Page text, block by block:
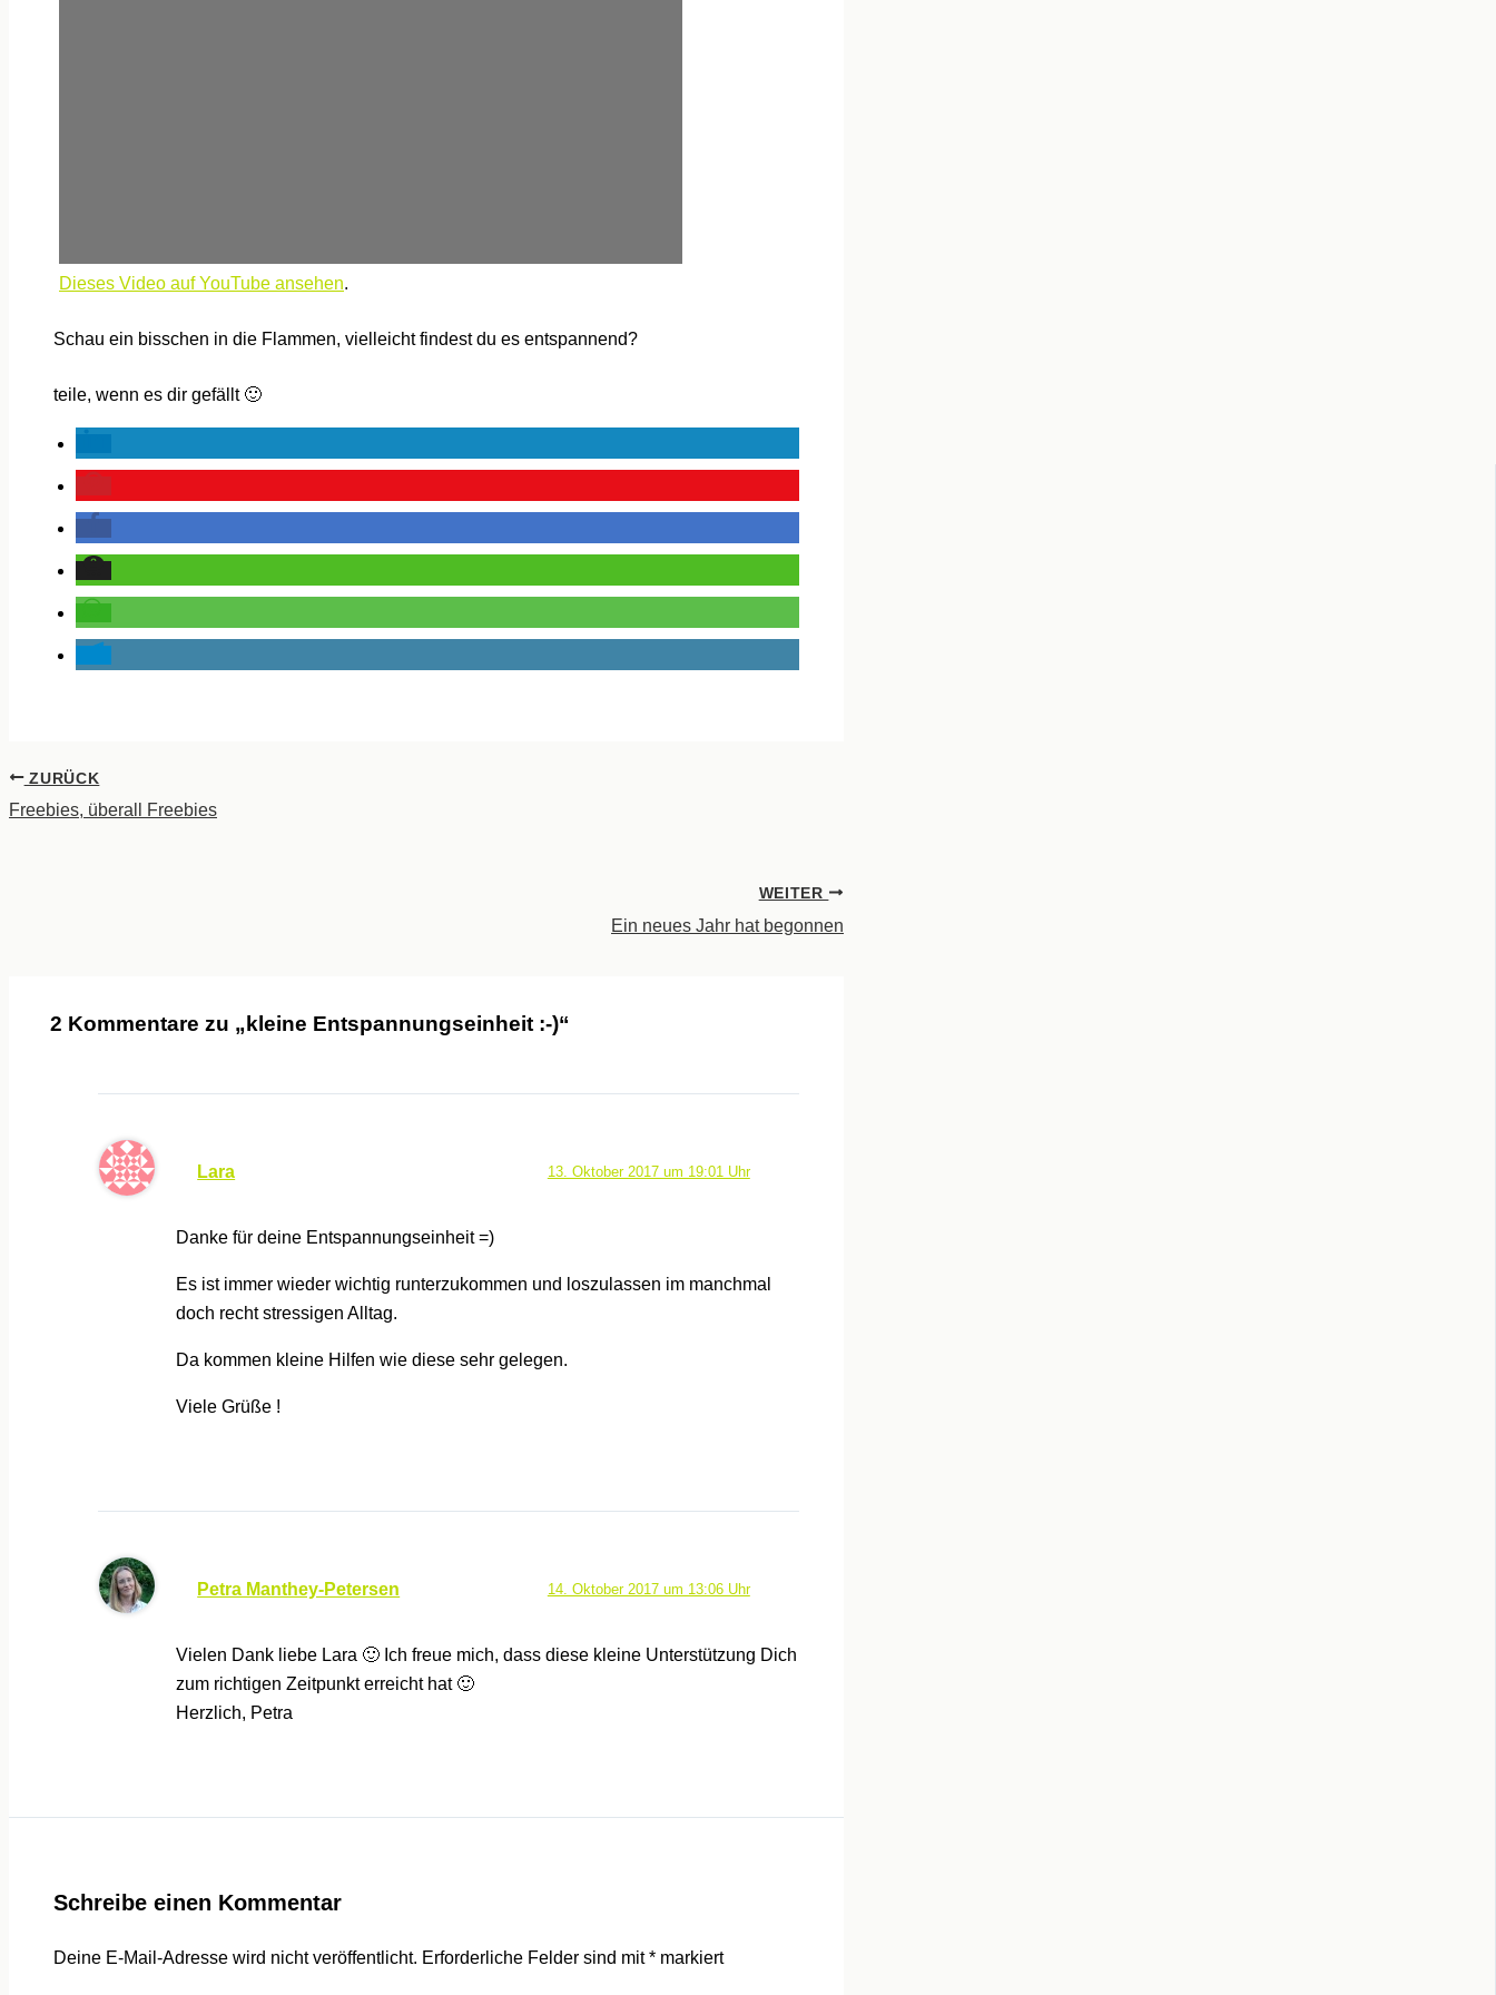
Dieses Video auf YouTube ansehen.
Schau ein bisschen in die Flammen, vielleicht findest du es entspannend?
teile, wenn es dir gefällt 🙂
ZURÜCK
Freebies, überall Freebies
WEITER
Ein neues Jahr hat begonnen
2 Kommentare zu „kleine Entspannungseinheit :-)“
Lara 13. Oktober 2017 um 19:01 Uhr
Danke für deine Entspannungseinheit =)
Es ist immer wieder wichtig runterzukommen und loszulassen im manchmal
doch recht stressigen Alltag.
Da kommen kleine Hilfen wie diese sehr gelegen.
Viele Grüße !
Petra Manthey-Petersen 14. Oktober 2017 um 13:06 Uhr
Vielen Dank liebe Lara 🙂 Ich freue mich, dass diese kleine Unterstützung Dich
zum richtigen Zeitpunkt erreicht hat 🙂
Herzlich, Petra
Schreibe einen Kommentar
Deine E-Mail-Adresse wird nicht veröffentlicht. Erforderliche Felder sind mit* markiert